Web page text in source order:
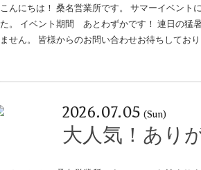
こんにちは！ 桑名営業所です。 サマーイベント
た。 イベント期間 あとわずかです！ 連日の猛
ません。 皆様からのお問い合わせお待ちしており
2026.07.05 (Sun)
大人気！あり